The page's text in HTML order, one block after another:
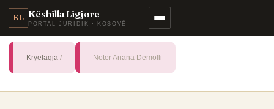
KL Këshilla Ligjore
PORTAL JURIDIK · KOSOVË
Kryefaqja Noter Ariana Demolli